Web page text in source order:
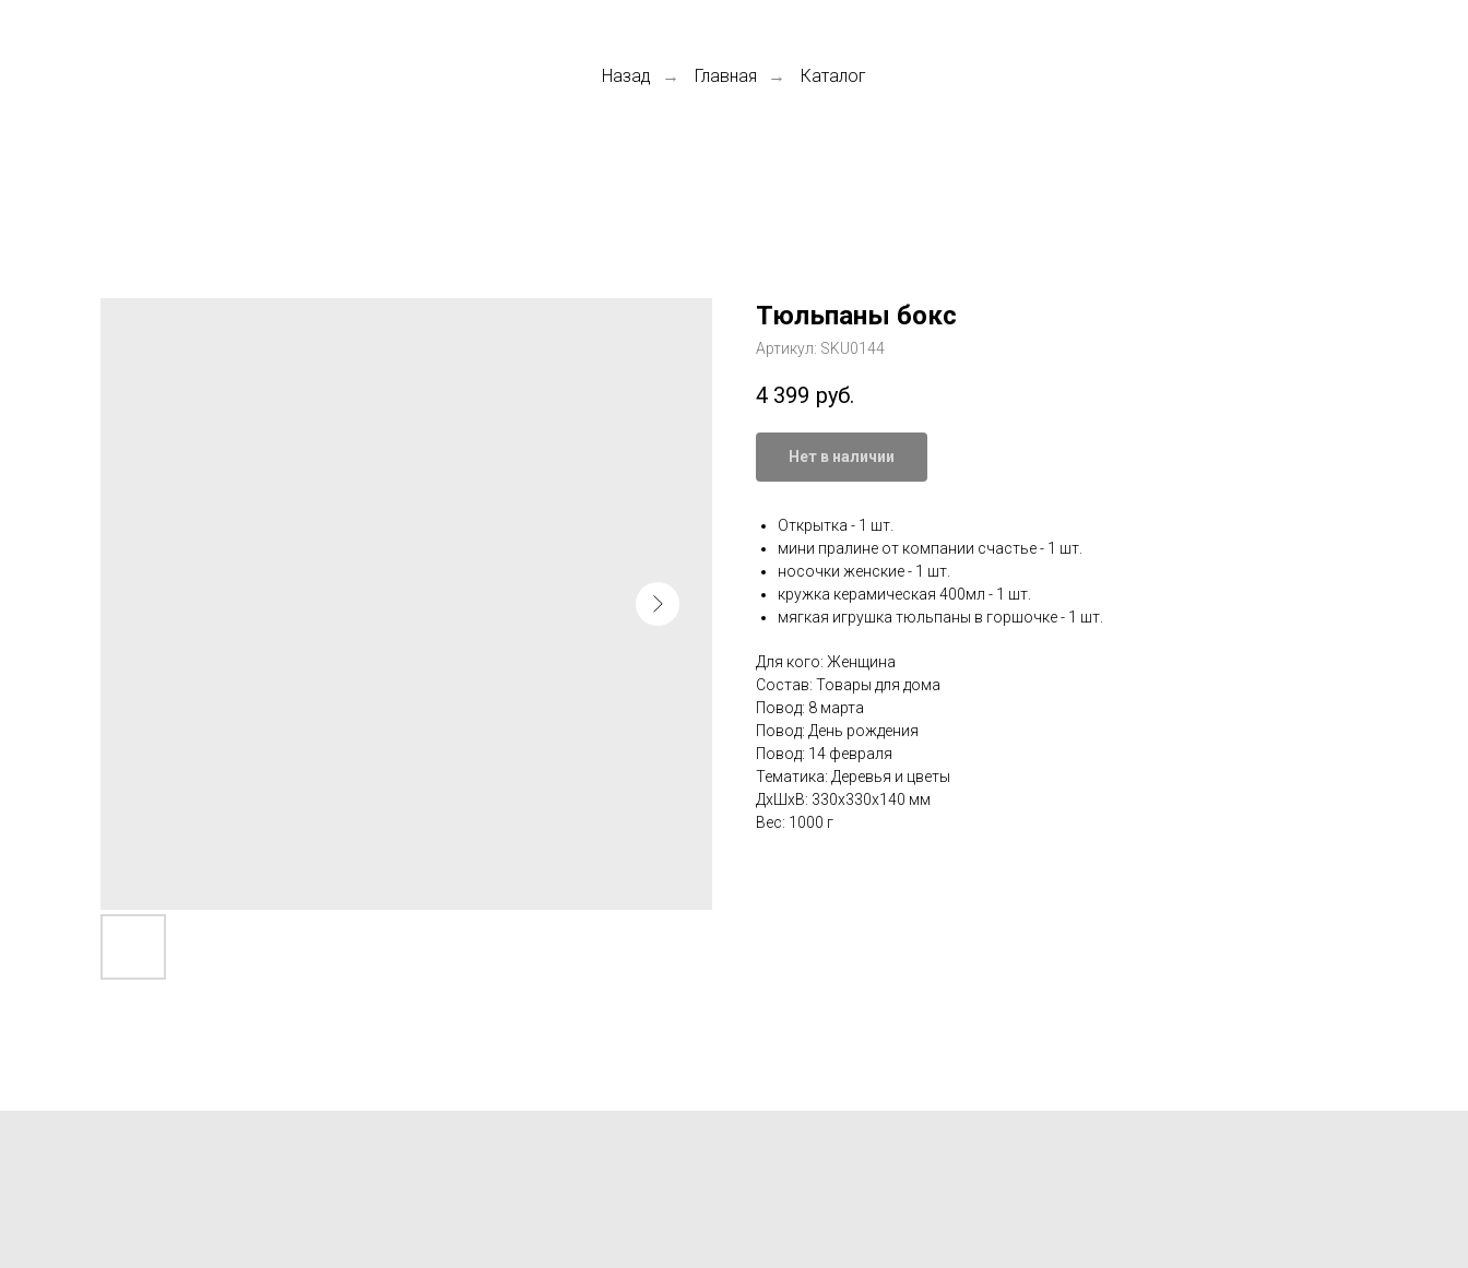
Назад → Главная → Каталог
Тюльпаны бокс
Артикул: SKU0144
4 399 руб.
Нет в наличии
Открытка - 1 шт.
мини пралине от компании счастье - 1 шт.
носочки женские - 1 шт.
кружка керамическая 400мл - 1 шт.
мягкая игрушка тюльпаны в горшочке - 1 шт.
Для кого: Женщина
Состав: Товары для дома
Повод: 8 марта
Повод: День рождения
Повод: 14 февраля
Тематика: Деревья и цветы
ДxШxВ: 330x330x140 мм
Вес: 1000 г